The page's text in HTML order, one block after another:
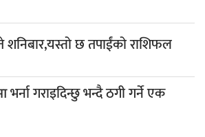
शनिबार,यस्तो छ तपाईंको राशिफल
भर्ना गराइदिन्छु भन्दै ठगी गर्ने एक